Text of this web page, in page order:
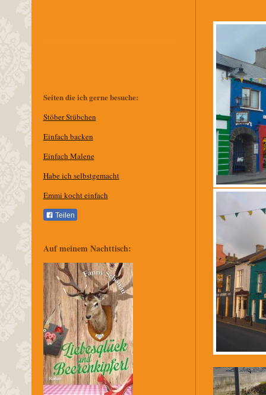
Seiten die ich gerne besuche:
Stöber Stübchen
Einfach backen
Einfach Malene
Habe ich selbstgemacht
Emmi kocht einfach
Teilen
Auf meinem Nachttisch: